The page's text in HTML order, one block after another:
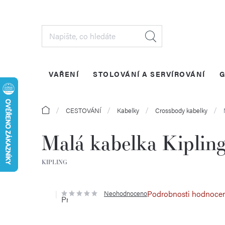
VAŘENÍ STOLOVÁNÍ A SERVÍROVÁNÍ
DomůCESTOVÁNÍ Kabelky Crossbody kabelky
Malá kabelka
KIPLING
Průměrné
hodnocení
NeohodnocenoPodrobnosti